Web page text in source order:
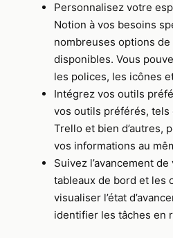
Personnalisez votre
Notion à vos besoins
nombreuses options
disponibles. Vous
les polices, les icônes
Intégrez vos outils
vos outils préférés, tels
Trello et bien d’autres,
vos informations au
Suivez l’avancement
tableaux de bord et les
visualiser l’état
identifier les tâches en